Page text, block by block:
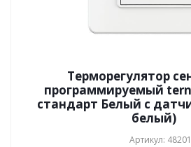
Терморегулятор
программируемый
стандарт Белый с
белый)
Артикул: